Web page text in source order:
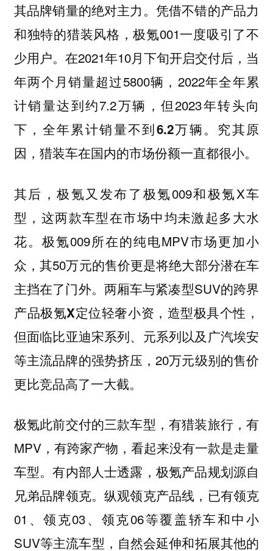
其品牌销量的绝对主力。凭借不错的产品力
和独特的猎装风格，极氪001一度吸引了不
少用户。在2021年10月下旬开启交付后，当
年两个月销量超过5800辆，2022年全年累
计销量达到约7.2万辆，但2023年转头向
下， 全年累计销量不到6.2万辆。究其原
因，猎装车在国内的市场份额一直都很小。
其后，极氪又发布了极氪009和极氪X车
型，这两款车型在市场中均未激起多大水
花。极氪009所在的纯电MPV市场更加小
众，其50万元的售价更是将绝大部分潜在车
主挡在了门外。两厢车与紧凑型SUV的跨界
产品极氪X定位轻奢小资 ，造型极具个性，
但面临比亚迪宋系列、元系列以及广汽埃安
等主流品牌的强势挤压，20万元级别的售价
更比竞品高了一大截。
极氪此前交付的三款车型，有猎装旅行，有
MPV，有跨家产物，看起来没有一款是走量
车型。有内部人士透露，极氪产品规划源自
兄弟品牌领克。纵观领克产品线，已有领克
01、领克03、领克06等覆盖轿车和中小
SUV等主流车型，自然会延伸和拓展其他的